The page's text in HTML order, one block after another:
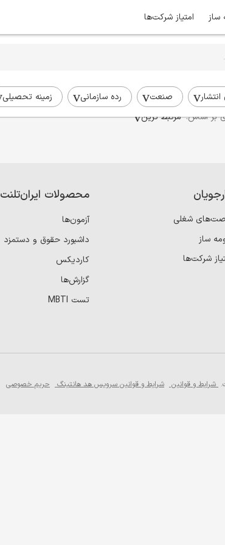
ساز امتیاز شرکت‌ها
صنعت رده سازمانی زمینه تحصیلی
کنید
بر اساس: مرتبط ترین
شغلی
ساز
شرکت‌ها
محصولات ایران‌تلنت
آزمون‌ها
داشبورد حقوق و دستمزد
کاردیکس
گزارش‌ها
تست MBTI
شرایط و قوانین شرایط و قوانین سرویس هد هانتینگ حریم خصوصی